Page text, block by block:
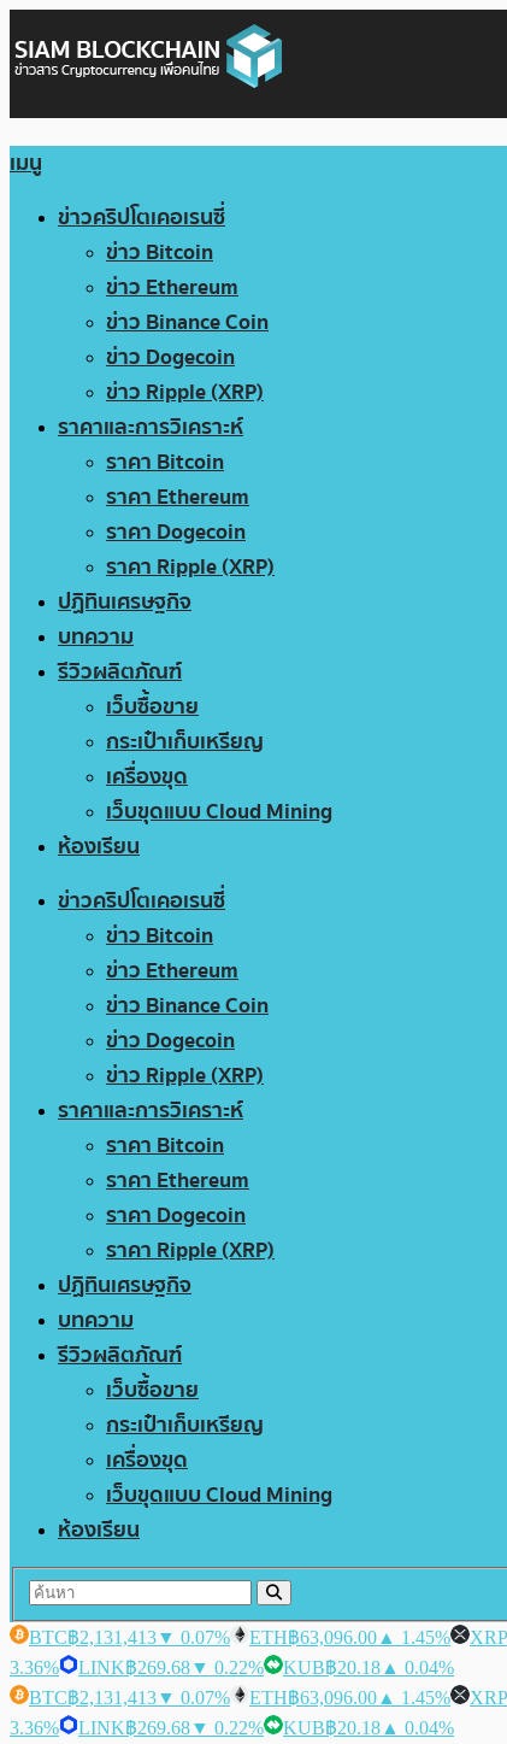
เมนู
ข่าวคริปโตเคอเรนซี่
ข่าว Bitcoin
ข่าว Ethereum
ข่าว Binance Coin
ข่าว Dogecoin
ข่าว Ripple (XRP)
ราคาและการวิเคราะห์
ราคา Bitcoin
ราคา Ethereum
ราคา Dogecoin
ราคา Ripple (XRP)
ปฏิทินเศรษฐกิจ
บทความ
รีวิวผลิตภัณฑ์
เว็บซื้อขาย
กระเป๋าเก็บเหรียญ
เครื่องขุด
เว็บขุดแบบ Cloud Mining
ห้องเรียน
ข่าวคริปโตเคอเรนซี่
ข่าว Bitcoin
ข่าว Ethereum
ข่าว Binance Coin
ข่าว Dogecoin
ข่าว Ripple (XRP)
ราคาและการวิเคราะห์
ราคา Bitcoin
ราคา Ethereum
ราคา Dogecoin
ราคา Ripple (XRP)
ปฏิทินเศรษฐกิจ
บทความ
รีวิวผลิตภัณฑ์
เว็บซื้อขาย
กระเป๋าเก็บเหรียญ
เครื่องขุด
เว็บขุดแบบ Cloud Mining
ห้องเรียน
BTC฿2,131,413▼ 0.07% ETH฿63,096.00 ▲ 1.45% XRP
3.36%
LINK฿269.68▼ 0.22% KUB฿20.18 ▲ 0.04%
BTC฿2,131,413▼ 0.07% ETH฿63,096.00 ▲ 1.45% XRP
3.36%
LINK฿269.68▼ 0.22% KUB฿20.18 ▲ 0.04%